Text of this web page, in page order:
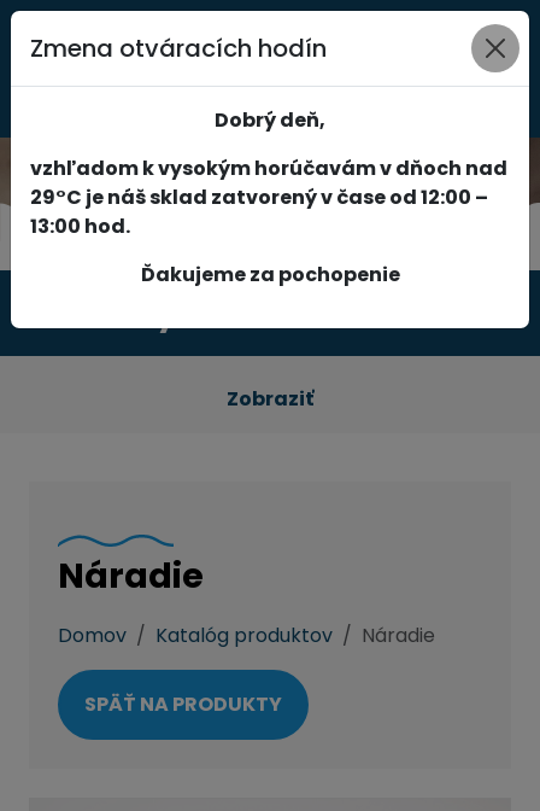
0
Zobraziť
Náradie
Domov Katalóg produktov Náradie
SPÄŤ NA PRODUKTY
Zmena otváracích hodín
Dobrý deň,
vzhľadom k vysokým horúčavám v dňoch nad
29°C je náš sklad zatvorený v čase od 12:00 –
13:00 hod.
Ďakujeme za pochopenie